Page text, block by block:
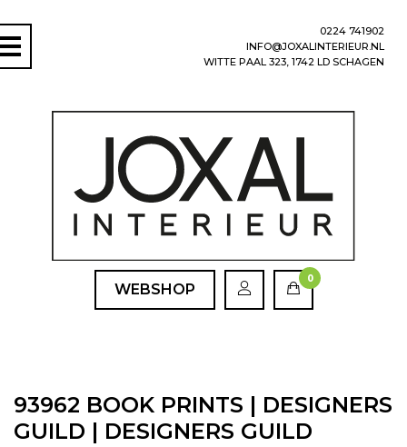
0224 741902
INFO@JOXALINTERIEUR.NL
WITTE PAAL 323, 1742 LD SCHAGEN
WEBSHOP
0
93962 BOOK PRINTS | DESIGNERS
GUILD | DESIGNERS GUILD